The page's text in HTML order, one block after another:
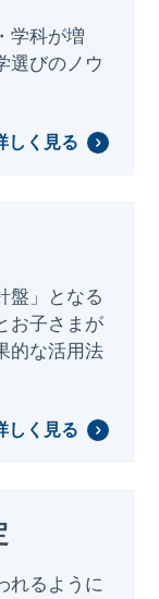
学科が増
選びのノウ
しく見る
盤」となる
お子さまが
的な活用法
しく見る
れるように